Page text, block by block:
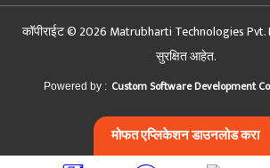
कॉपीराईट © 2026 Matrubharti Technologies
सुरक्षित आहेत.
Powered by : Custom Software Development
मोफत एप्लिकेशन डाउनलोड करा